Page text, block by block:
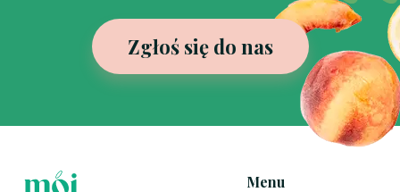
Zgłoś się do nas
Menu